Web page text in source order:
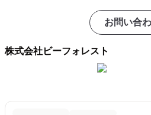
お問い合
株式会社ビーフォレスト